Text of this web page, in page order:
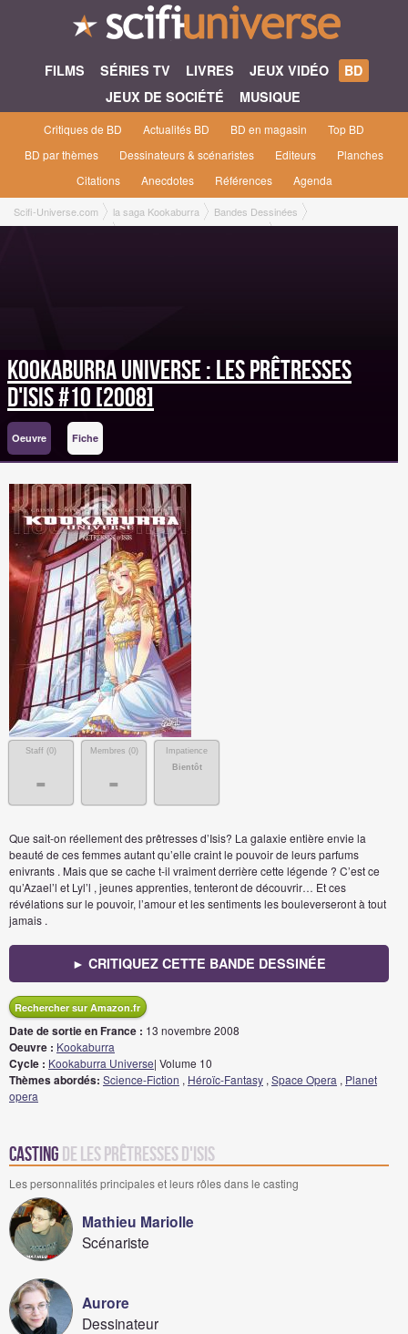
FILMS SÉRIES TV LIVRES JEUX VIDÉO
BD
JEUX DE SOCIÉTÉ
MUSIQUE
Critiques de BD Actualités BD BD en magasin
Top BD
BD par thèmes
Dessinateurs & scénaristes Editeurs
Planches
Citations
Anecdotes Références Agenda
Scifi-Universe.com la saga Kookaburra
Bandes Dessinées
Kookaburra Universe
Les prêtresses d'Isis #10 [2008]
Kookaburra Universe : Les prêtresses
d'Isis #10 [2008]
Oeuvre Fiche
Staff (0)
-
Membres (0)
-
Impatience
Bientôt
Que sait-on réellement des prêtresses d’Isis? La galaxie entière envie la
beauté de ces femmes autant qu’elle craint le pouvoir de leurs parfums
enivrants . Mais que se cache t-il vraiment derrière cette légende ? C’est ce
qu’Azael’l et Lyl’l , jeunes apprenties, tenteront de découvrir… Et ces
révélations sur le pouvoir, l’amour et les sentiments les bouleverseront à tout
jamais .
► CRITIQUEZ CETTE BANDE DESSINÉE
Rechercher sur Amazon.fr
Date de sortie en France : 13 novembre 2008
Oeuvre : Kookaburra
Cycle : Kookaburra Universe| Volume 10
Thèmes abordés: Science-Fiction , Héroïc-Fantasy , Space Opera , Planet
opera
Casting de Les prêtresses d'Isis
Les personnalités principales et leurs rôles dans le casting
Mathieu Mariolle
Scénariste
Aurore
Dessinateur